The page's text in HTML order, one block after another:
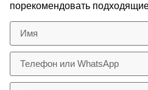
порекомендовать